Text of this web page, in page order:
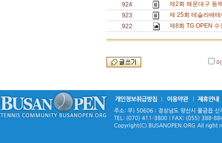
924
제2회 해운대구 동
923
제 25회 테슬라배
922
제8회 TG OPEN